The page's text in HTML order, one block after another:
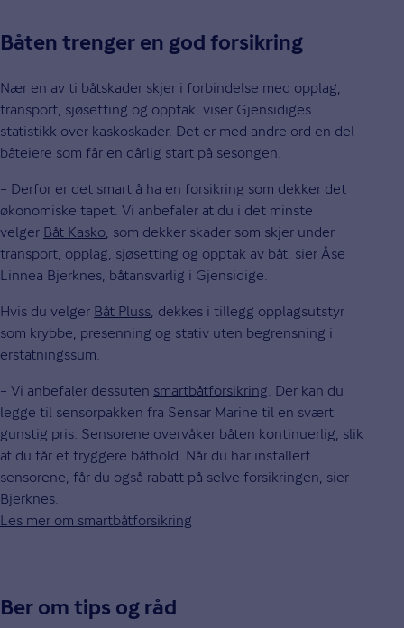
Båten trenger en god forsikring
Nær en av ti båtskader skjer i forbindelse med opplag,
transport, sjøsetting og opptak, viser Gjensidiges
statistikk over kaskoskader. Det er med andre ord en del
båteiere som får en dårlig start på sesongen.
– Derfor er det smart å ha en forsikring som dekker det
økonomiske tapet. Vi anbefaler at du i det minste
velger Båt Kasko, som dekker skader som skjer under
transport, opplag, sjøsetting og opptak av båt, sier Åse
Linnea Bjerknes, båtansvarlig i Gjensidige.
Hvis du velger Båt Pluss, dekkes i tillegg opplagsutstyr
som krybbe, presenning og stativ uten begrensning i
erstatningssum.
– Vi anbefaler dessuten smartbåtforsikring. Der kan du
legge til sensorpakken fra Sensar Marine til en svært
gunstig pris. Sensorene overvåker båten kontinuerlig, slik
at du får et tryggere båthold. Når du har installert
sensorene, får du også rabatt på selve forsikringen, sier
Bjerknes.
Les mer om smartbåtforsikring
Ber om tips og råd